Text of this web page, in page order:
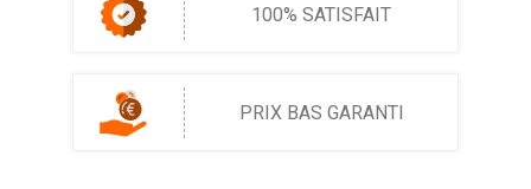
100% SATISFAIT
PRIX BAS GARANTI